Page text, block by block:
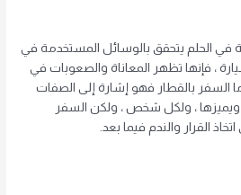
في الحلم يتحقق بالوسائل المستخدمة في
، فإنها تظهر المعاناة والصعوبات في
السفر بالقطار فهو إشارة إلى الصفات
ويميزها ، ولكل شخص ، ولكن السفر
القرار والندم فيما بعد.